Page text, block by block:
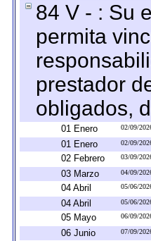
84 V - : Su
permita
prestador
obligados,
01 Enero 02/09/
01 Enero
02/09/
02 Febrero
03/09/
03 Marzo
04/09/
04 Abril
05/06/
04 Abril
05/06/
05 Mayo
06/09/
06 Junio
07/09/